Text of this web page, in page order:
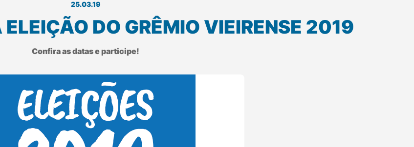
25.03.19
DO GRÊMIO VIEIRENSE 2019
Confira as datas e participe!